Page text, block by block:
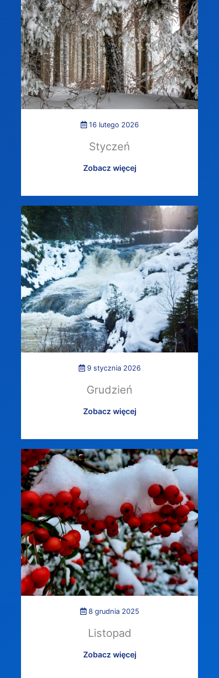
16 lutego 2026
Styczeń
Zobacz więcej
9 stycznia 2026
Grudzień
Zobacz więcej
8 grudnia 2025
Listopad
Zobacz więcej